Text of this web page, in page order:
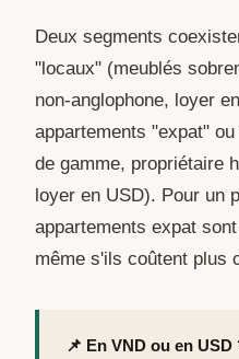
Deux segments
"locaux" (meublés
non-anglophone, loyer
appartements "expat"
de gamme, propriétaire
loyer en USD). Pour un
appartements expat
même s'ils coûtent plus
📌 En VND ou en USD